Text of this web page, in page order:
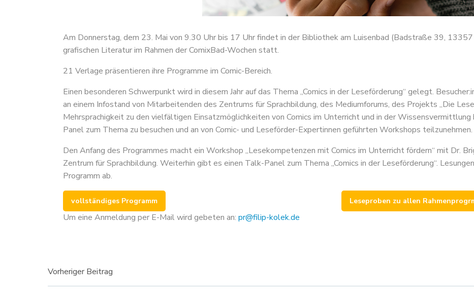
Am Donnerstag, dem 23. Mai von 9.30 Uhr bis 17 Uhr findet in der Bibliothek am Luisenbad (Badstraße 39,
grafischen Literatur im Rahmen der ComixBad-Wochen statt.
21 Verlage präsentieren ihre Programme im Comic-Bereich.
Einen besonderen Schwerpunkt wird in diesem Jahr auf das Thema „Comics in der Leseförderung“ gelegt.
an einem Infostand von Mitarbeitenden des Zentrums für Sprachbildung, des Mediumforums, des Projekts „Die
Mehrsprachigkeit zu den vielfältigen Einsatzmöglichkeiten von Comics im Unterricht und in der
Panel zum Thema zu besuchen und an von Comic- und Leseförder-Expertinnen geführten Workshops teilzunehmen.
Den Anfang des Programmes macht ein Workshop „Lesekompetenzen mit Comics im Unterricht fördern“ mit Dr.
Zentrum für Sprachbildung. Weiterhin gibt es einen Talk-Panel zum Thema „Comics in der Leseförderung“.
Programm ab.
vollständiges Programm Leseproben zu allen
Um eine Anmeldung per E-Mail wird gebeten an: pr@filip-kolek.de
Beitragsnavigation
Vorheriger Beitrag